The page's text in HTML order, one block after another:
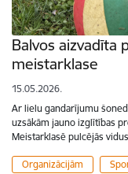
Balvos aizvadīta
meistarklase
15.05.2026.
Ar lielu gandarījumu
uzsākām jauno izglītības
Meistarklasē pulcējās
Organizācijām